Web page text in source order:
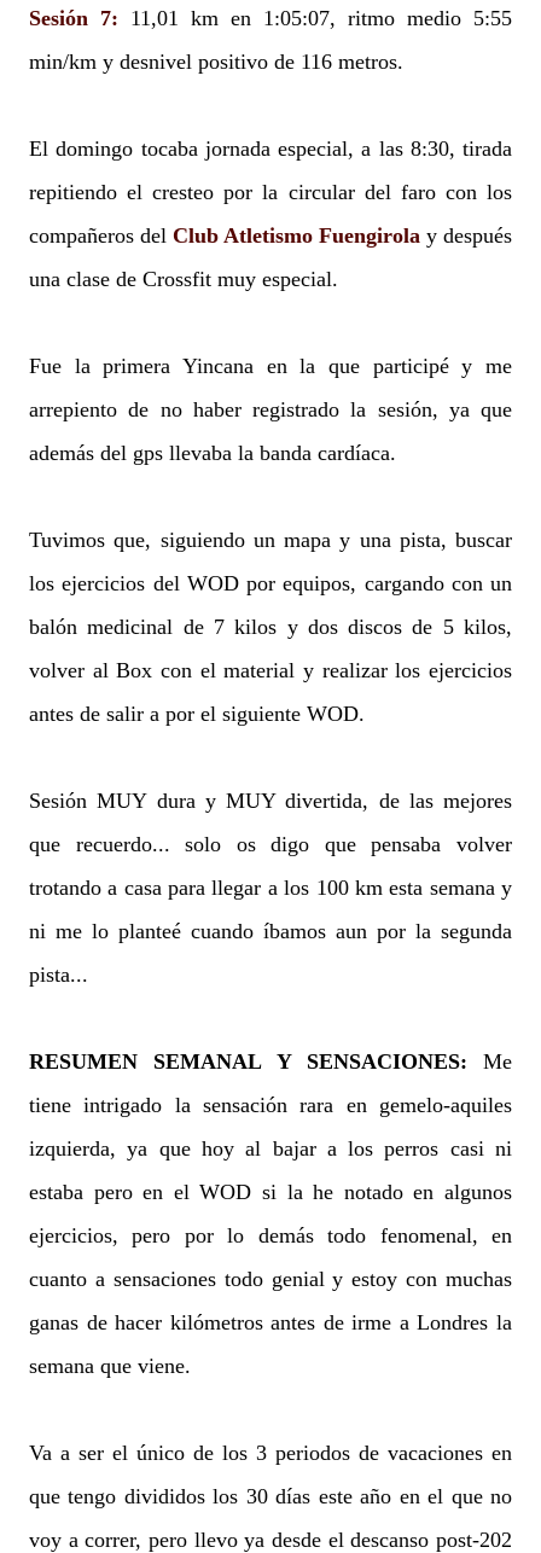
Sesión 7: 11,01 km en 1:05:07, ritmo medio 5:55
min/km y desnivel positivo de 116 metros.
El domingo tocaba jornada especial, a las 8:30, tirada
repitiendo el cresteo por la circular del faro con los
compañeros del Club Atletismo Fuengirola y después
una clase de Crossfit muy especial.
Fue la primera Yincana en la que participé y me
arrepiento de no haber registrado la sesión, ya que
además del gps llevaba la banda cardíaca.
Tuvimos que, siguiendo un mapa y una pista, buscar
los ejercicios del WOD por equipos, cargando con un
balón medicinal de 7 kilos y dos discos de 5 kilos,
volver al Box con el material y realizar los ejercicios
antes de salir a por el siguiente WOD.
Sesión MUY dura y MUY divertida, de las mejores
que recuerdo... solo os digo que pensaba volver
trotando a casa para llegar a los 100 km esta semana y
ni me lo planteé cuando íbamos aun por la segunda
pista...
RESUMEN SEMANAL Y SENSACIONES: Me
tiene intrigado la sensación rara en gemelo-aquiles
izquierda, ya que hoy al bajar a los perros casi ni
estaba pero en el WOD si la he notado en algunos
ejercicios, pero por lo demás todo fenomenal, en
cuanto a sensaciones todo genial y estoy con muchas
ganas de hacer kilómetros antes de irme a Londres la
semana que viene.
Va a ser el único de los 3 periodos de vacaciones en
que tengo divididos los 30 días este año en el que no
voy a correr, pero llevo ya desde el descanso post-202